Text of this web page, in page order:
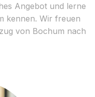
Angebot und lerne
kennen. Wir freuen
von Bochum nach